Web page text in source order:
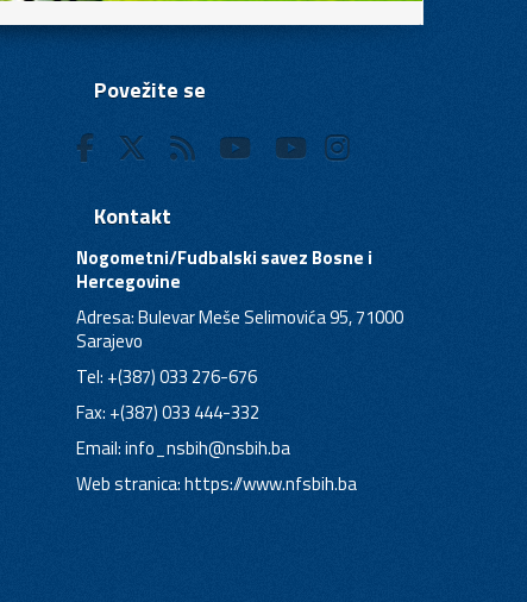
Povežite se
Kontakt
Nogometni/Fudbalski savez Bosne i
Hercegovine
Adresa: Bulevar Meše Selimovića 95, 71000
Sarajevo
Tel: +(387) 033 276-676
Fax: +(387) 033 444-332
Email:info_nsbih@nsbih.ba
Web stranica: https://www.nfsbih.ba